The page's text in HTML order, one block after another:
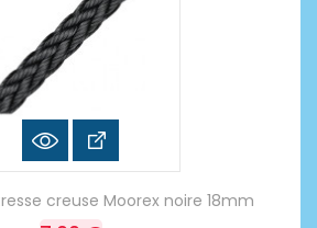
creuse Moorex noire 18mm